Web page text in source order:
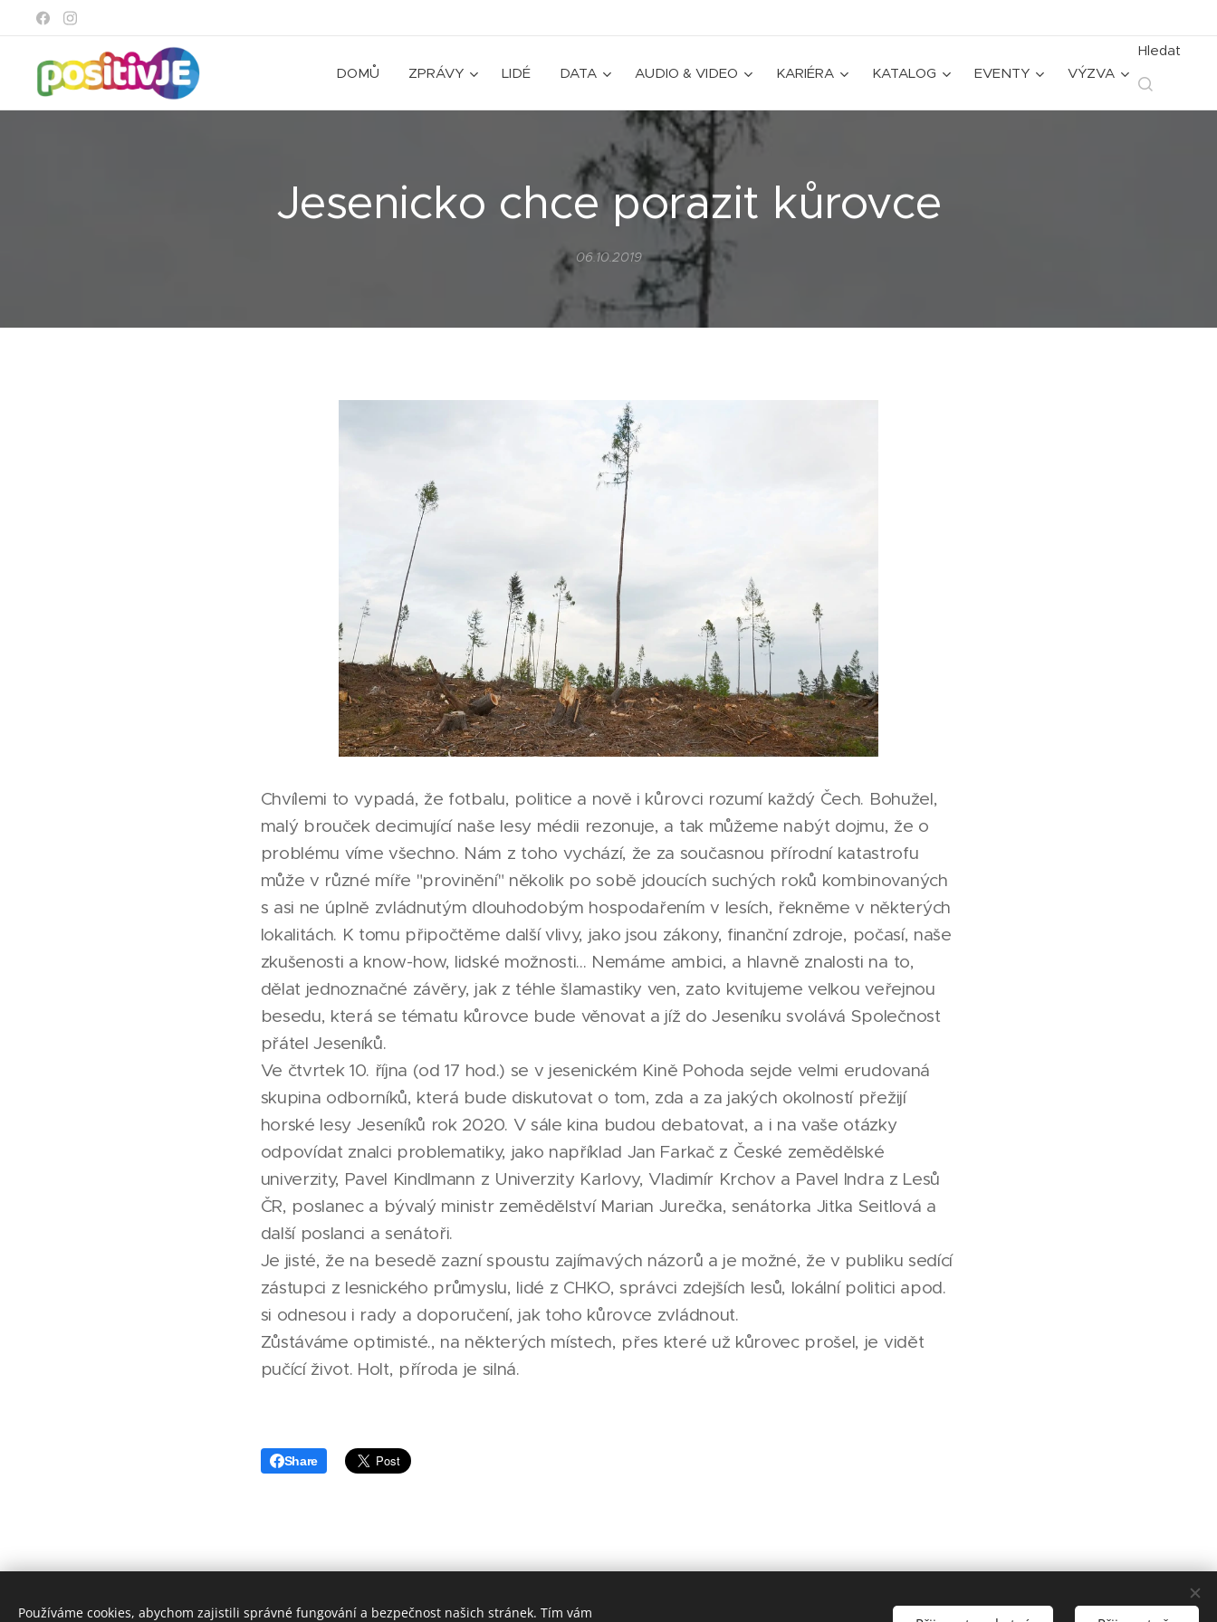
DOMŮ ZPRÁVY LIDÉ DATA AUDIO & VIDEO KARIÉRA KATALOG EVENTY VÝZVA
Hledat
Jesenicko chce porazit kůrovce
06.10.2019
Chvílemi to vypadá, že fotbalu, politice a nově i kůrovci rozumí každý Čech. Bohužel,
malý brouček decimující naše lesy médii rezonuje, a tak můžeme nabýt dojmu, že o
problému víme všechno. Nám z toho vychází, že za současnou přírodní katastrofu
může v různé míře "provinění" několik po sobě jdoucích suchých roků kombinovaných
s asi ne úplně zvládnutým dlouhodobým hospodařením v lesích, řekněme v některých
lokalitách. K tomu připočtěme další vlivy, jako jsou zákony, finanční zdroje, počasí, naše
zkušenosti a know-how, lidské možnosti... Nemáme ambici, a hlavně znalosti na to,
dělat jednoznačné závěry, jak z téhle šlamastiky ven, zato kvitujeme velkou veřejnou
besedu, která se tématu kůrovce bude věnovat a jíž do Jeseníku svolává Společnost
přátel Jeseníků.
Ve čtvrtek 10. října (od 17 hod.) se v jesenickém Kině Pohoda sejde velmi erudovaná
skupina odborníků, která bude diskutovat o tom, zda a za jakých okolností přežijí
horské lesy Jeseníků rok 2020. V sále kina budou debatovat, a i na vaše otázky
odpovídat znalci problematiky, jako například Jan Farkač z České zemědělské
univerzity, Pavel Kindlmann z Univerzity Karlovy, Vladimír Krchov a Pavel Indra z Lesů
ČR, poslanec a bývalý ministr zemědělství Marian Jurečka, senátorka Jitka Seitlová a
další poslanci a senátoři.
Je jisté, že na besedě zazní spoustu zajímavých názorů a je možné, že v publiku sedící
zástupci z lesnického průmyslu, lidé z CHKO, správci zdejších lesů, lokální politici apod.
si odnesou i rady a doporučení, jak toho kůrovce zvládnout.
Zůstáváme optimisté., na některých místech, přes které už kůrovec prošel, je vidět
pučící život. Holt, příroda je silná.
Share
Používáme cookies, abychom zajistili správné fungování a bezpečnost našich stránek. Tím vám